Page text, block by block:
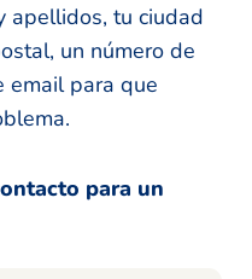
apellidos, tu ciudad
un número de
email para que
para un